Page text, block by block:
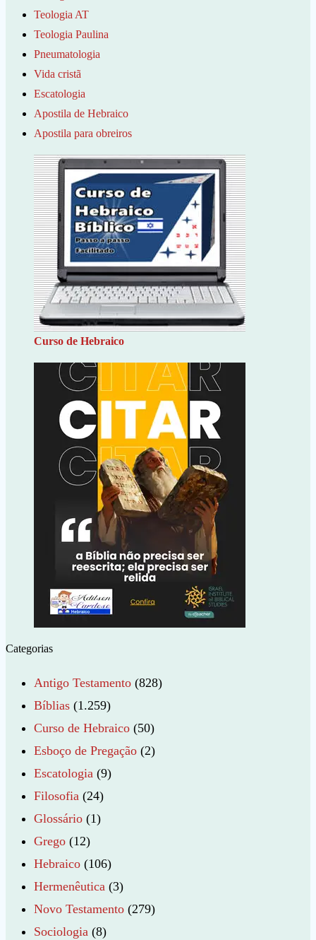
Teologia AT
Teologia Paulina
Pneumatologia
Vida cristã
Escatologia
Apostila de Hebraico
Apostila para obreiros
Curso de Hebraico
Categorias
Antigo Testamento (828)
Bíblias (1.259)
Curso de Hebraico (50)
Esboço de Pregação (2)
Escatologia (9)
Filosofia (24)
Glossário (1)
Grego (12)
Hebraico (106)
Hermenêutica (3)
Novo Testamento (279)
Sociologia (8)